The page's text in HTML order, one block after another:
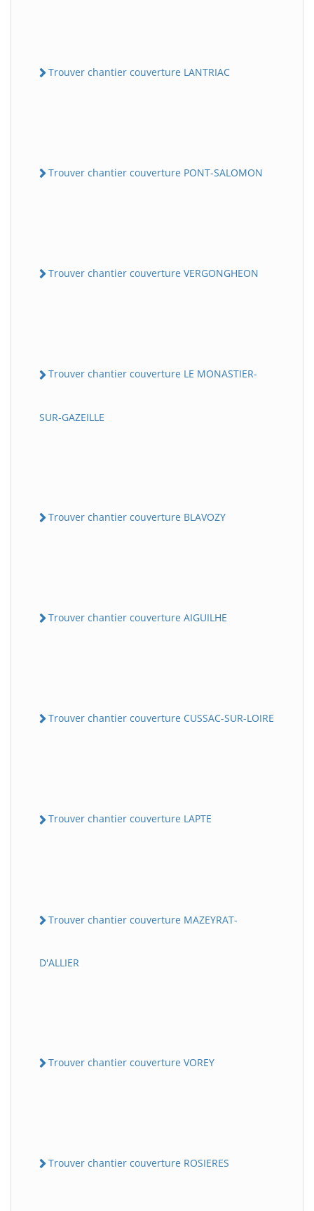
Trouver chantier couverture LANTRIAC
Trouver chantier couverture PONT-SALOMON
Trouver chantier couverture VERGONGHEON
Trouver chantier couverture LE MONASTIER-
SUR-GAZEILLE
Trouver chantier couverture BLAVOZY
Trouver chantier couverture AIGUILHE
Trouver chantier couverture CUSSAC-SUR-LOIRE
Trouver chantier couverture LAPTE
Trouver chantier couverture MAZEYRAT-
D'ALLIER
Trouver chantier couverture VOREY
Trouver chantier couverture ROSIERES